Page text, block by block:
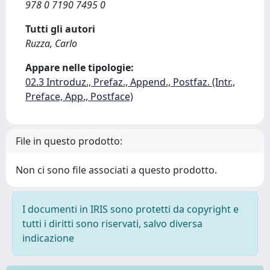
978 0 7190 7495 0
Tutti gli autori
Ruzza, Carlo
Appare nelle tipologie:
02.3 Introduz., Prefaz., Append., Postfaz. (Intr.,
Preface, App., Postface)
File in questo prodotto:
Non ci sono file associati a questo prodotto.
I documenti in IRIS sono protetti da copyright e
tutti i diritti sono riservati, salvo diversa
indicazione